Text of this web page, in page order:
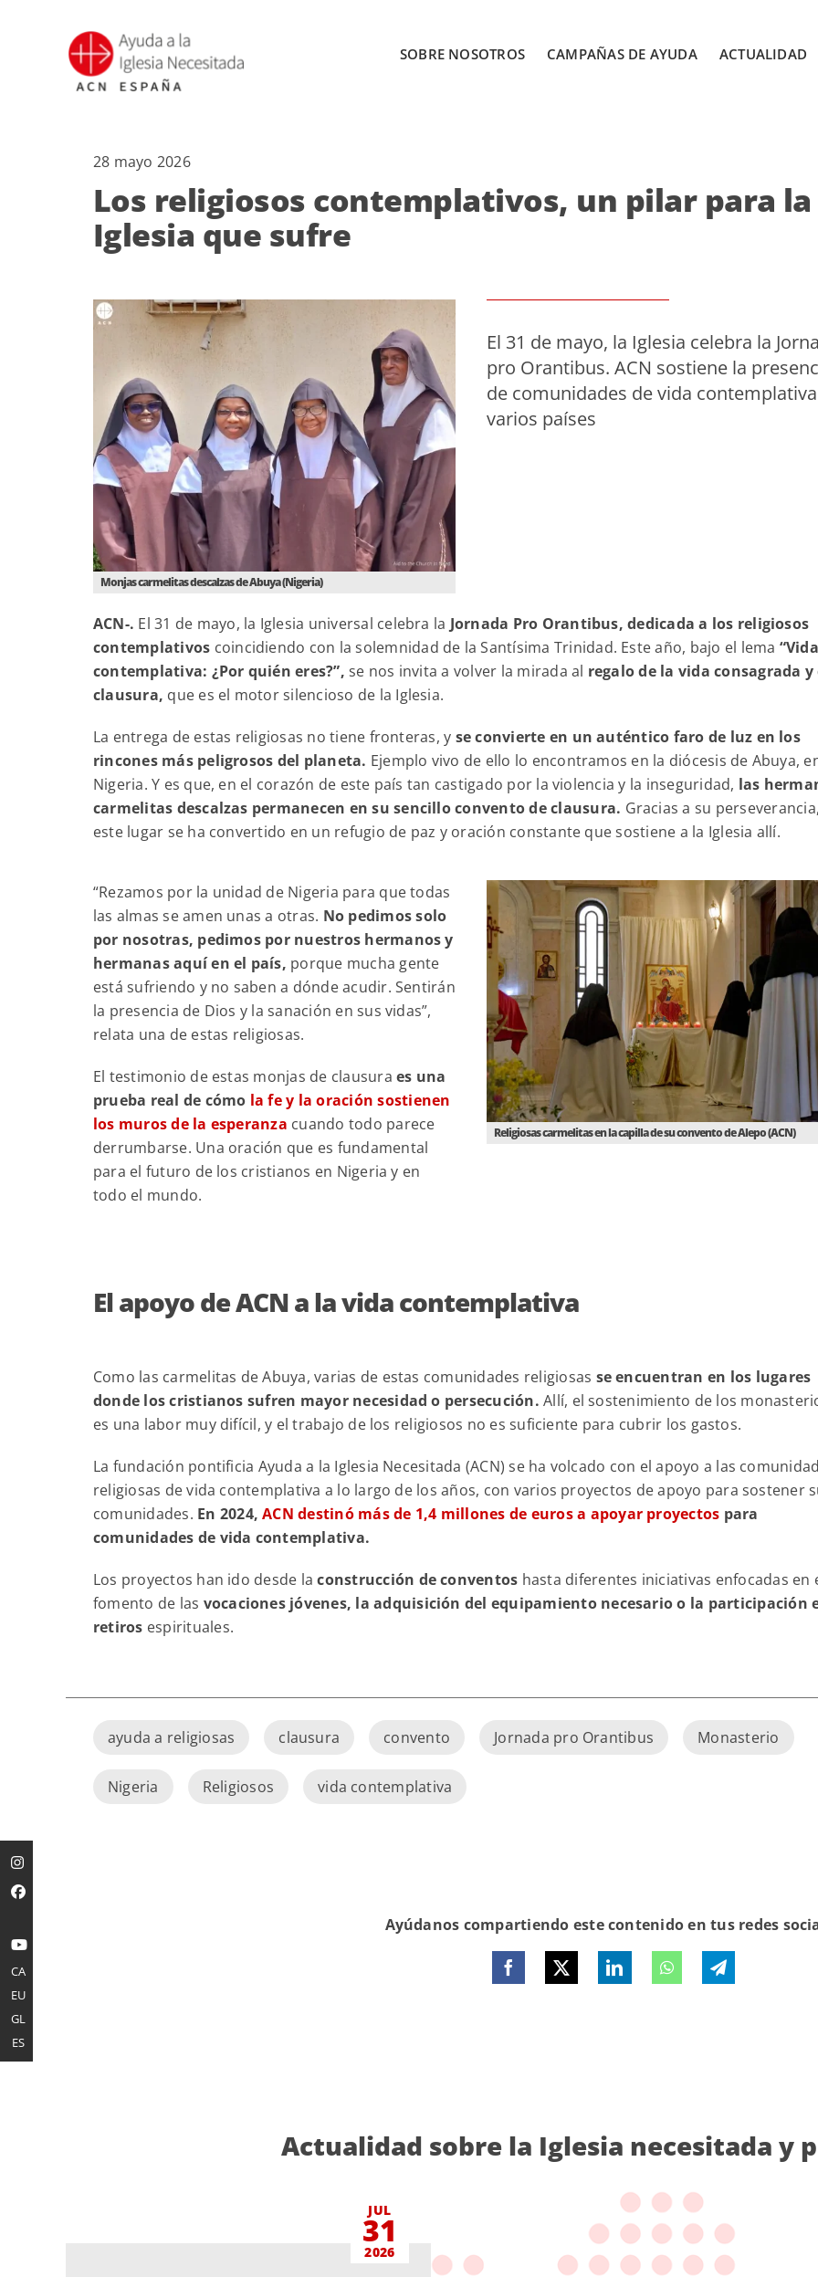
contenido
SOBRE NOSOTROS CAMPAÑAS DE AYUDA ACTUALIDAD
28 mayo 2026
Los religiosos contemplativos, un pilar para la
Iglesia que sufre
Monjas carmelitas descalzas de Abuya (Nigeria)
El 31 de mayo, la Iglesia celebra la
pro Orantibus. ACN sostiene la
de comunidades de vida
varios países
ACN-. El 31 de mayo, la Iglesia universal celebra la Jornada Pro Orantibus, dedicada a los religiosos
contemplativos coincidiendo con la solemnidad de la Santísima Trinidad. Este año, bajo el lema “Vida
contemplativa: ¿Por quién eres?”, se nos invita a volver la mirada al regalo de la vida consagrada y
clausura, que es el motor silencioso de la Iglesia.
La entrega de estas religiosas no tiene fronteras, y se convierte en un auténtico faro de luz en los
rincones más peligrosos del planeta. Ejemplo vivo de ello lo encontramos en la diócesis de Abuya,
Nigeria. Y es que, en el corazón de este país tan castigado por la violencia y la inseguridad, las
carmelitas descalzas permanecen en su sencillo convento de clausura. Gracias a su
este lugar se ha convertido en un refugio de paz y oración constante que sostiene a la Iglesia allí.
“Rezamos por la unidad de Nigeria para que todas
las almas se amen unas a otras. No pedimos solo
por nosotras, pedimos por nuestros hermanos y
hermanas aquí en el país, porque mucha gente
está sufriendo y no saben a dónde acudir. Sentirán
la presencia de Dios y la sanación en sus vidas”,
relata una de estas religiosas.
El testimonio de estas monjas de clausuraes una
prueba real de cómo la fe y la oración sostienen
los muros de la esperanza cuando todo parece
derrumbarse. Una oración que es fundamental
para el futuro de los cristianos en Nigeria y en
todo el mundo.
Religiosas carmelitas en la capilla de su convento de Alepo (ACN)
El apoyo de ACN a la vida contemplativa
Como las carmelitas de Abuya, varias de estas comunidades religiosas se encuentran en los lugares
donde los cristianos sufren mayor necesidad o persecución. Allí, el sostenimiento de los
es una labor muy difícil, y el trabajo de los religiosos no es suficiente para cubrir los gastos.
La fundación pontificia Ayuda a la Iglesia Necesitada (ACN) se ha volcado con el apoyo a las
religiosas de vida contemplativa a lo largo de los años, con varios proyectos de apoyo para sostener
comunidades. En 2024,ACN destinó más de 1,4 millones de euros a apoyar proyectos para
comunidades de vida contemplativa.
Los proyectos han ido desde laconstrucción de conventos hasta diferentes iniciativas enfocadas en
fomento de las vocaciones jóvenes, la adquisición del equipamiento necesario o la participación
retiros espirituales.
ayuda a religiosas clausura convento Jornada pro Orantibus Monasterio
Nigeria Religiosos vida contemplativa
Ayúdanos compartiendo este contenido en tus redes
Actualidad sobre la Iglesia necesitada y
JUL
31
2026
CA
EU
GL
ES